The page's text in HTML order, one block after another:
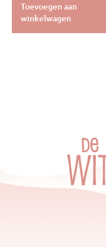
Toevoegen aan
winkelwagen